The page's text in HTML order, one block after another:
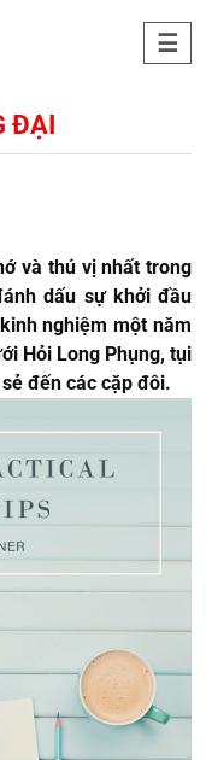
ĐẠI
và thú vị nhất trong
dấu sự khởi đầu
nghiệm một năm
Hỏi Long Phụng, tụi
đến các cặp đôi.